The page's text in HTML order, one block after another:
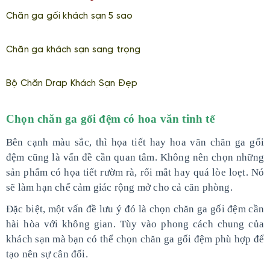
Chăn ga gối khách sạn 5 sao
Chăn ga khách sạn sang trọng
Bộ Chăn Drap Khách Sạn Đẹp
Chọn chăn ga gối đệm có hoa văn tinh tế
Bên cạnh màu sắc, thì họa tiết hay hoa văn chăn ga gối
đệm cũng là vấn đề cần quan tâm. Không nên chọn những
sản phẩm có họa tiết rườm rà, rối mắt hay quá lòe loẹt. Nó
sẽ làm hạn chế cảm giác rộng mở cho cả căn phòng.
Đặc biệt, một vấn đề lưu ý đó là chọn chăn ga gối đệm cần
hài hòa với không gian. Tùy vào phong cách chung của
khách sạn mà bạn có thể chọn chăn ga gối đệm phù hợp để
tạo nên sự cân đối.